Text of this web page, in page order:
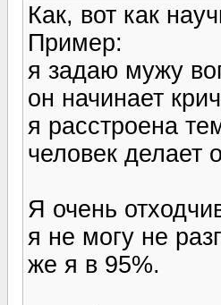
Как, вот как
Пример:
я задаю мужу
он начинает
я расстроена
человек делает
Я очень
я не могу не
же я в 95%.